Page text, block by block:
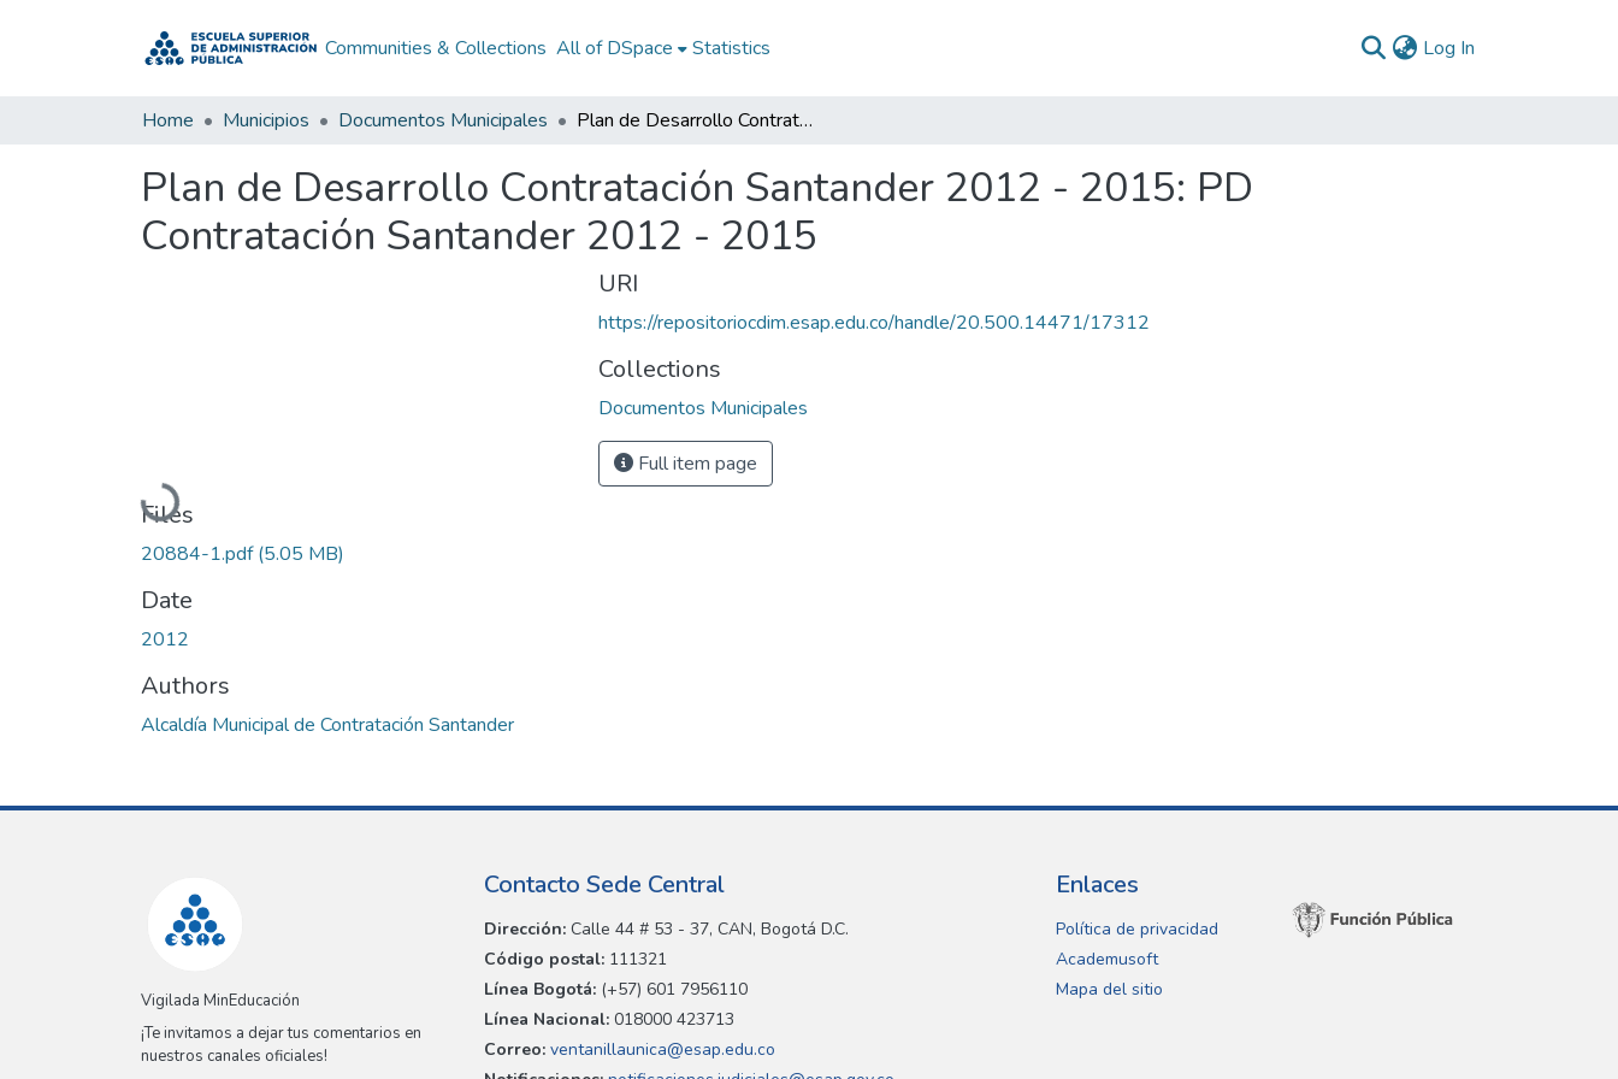
Communities & Collections All of DSpace Statistics Log In
Home Municipios Documentos Municipales Plan de Desarrollo Contratación Santander 2012 - 2015: PD Contratación Santander 2012 - 2015
Plan de Desarrollo Contratación Santander 2012 - 2015: PD
Contratación Santander 2012 - 2015
Loading...
Files
20884-1.pdf(5.05 MB)
Date
2012
Authors
Alcaldía Municipal de Contratación Santander
URI
https://repositoriocdim.esap.edu.co/handle/20.500.14471/17312
Collections
Documentos Municipales
Full item page
Vigilada MinEducación
¡Te invitamos a dejar tus comentarios en
nuestros canales oficiales!
Contacto Sede Central
Dirección: Calle 44 # 53 - 37, CAN, Bogotá D.C.
Código postal: 111321
Línea Bogotá: (+57) 601 7956110
Línea Nacional: 018000 423713
Correo: ventanillaunica@esap.edu.co
Enlaces
Política de privacidad
Academusoft
Mapa del sitio